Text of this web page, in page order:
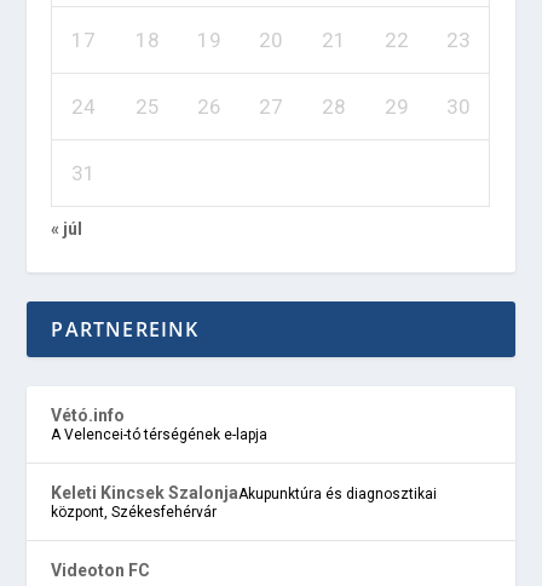
17 18 19 20 21 22 23
24 25 26 27 28 29 30
31
« júl
PARTNEREINK
Vétó.info
A Velencei-tó térségének e-lapja
Keleti Kincsek SzalonjaAkupunktúra és diagnosztikai
központ, Székesfehérvár
Videoton FC